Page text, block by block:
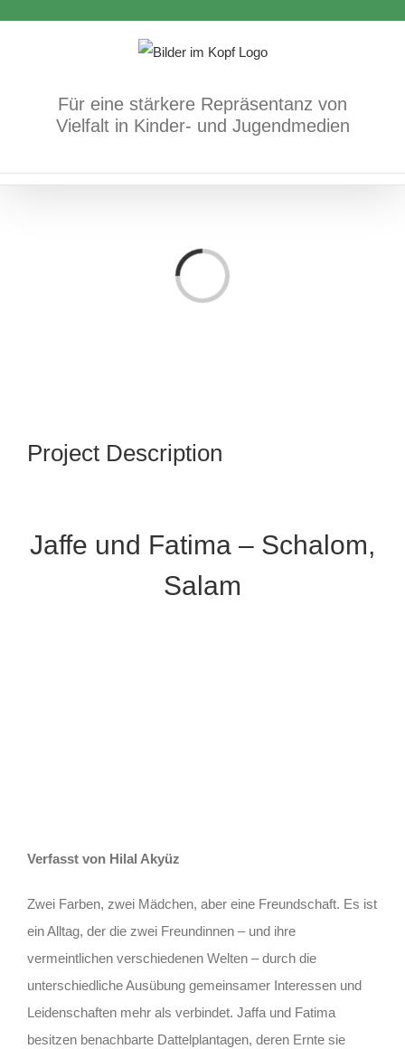
Für eine stärkere Repräsentanz von
Vielfalt in Kinder- und Jugendmedien
Loading...
Project Description
Jaffe und Fatima – Schalom,
Salam
Verfasst von Hilal Akyüz
Zwei Farben, zwei Mädchen, aber eine Freundschaft. Es ist
ein Alltag, der die zwei Freundinnen – und ihre
vermeintlichen verschiedenen Welten – durch die
unterschiedliche Ausübung gemeinsamer Interessen und
Leidenschaften mehr als verbindet. Jaffa und Fatima
besitzen benachbarte Dattelplantagen, deren Ernte sie